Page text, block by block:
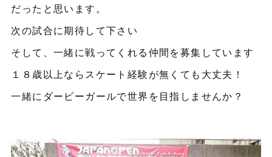
だったと思います。
次の試合に期待して下さい
そして、一緒に戦ってくれる仲間を募集しています
１８歳以上ならスケート経験が無くても大丈夫！
一緒にダービーガールで世界を目指しませんか？